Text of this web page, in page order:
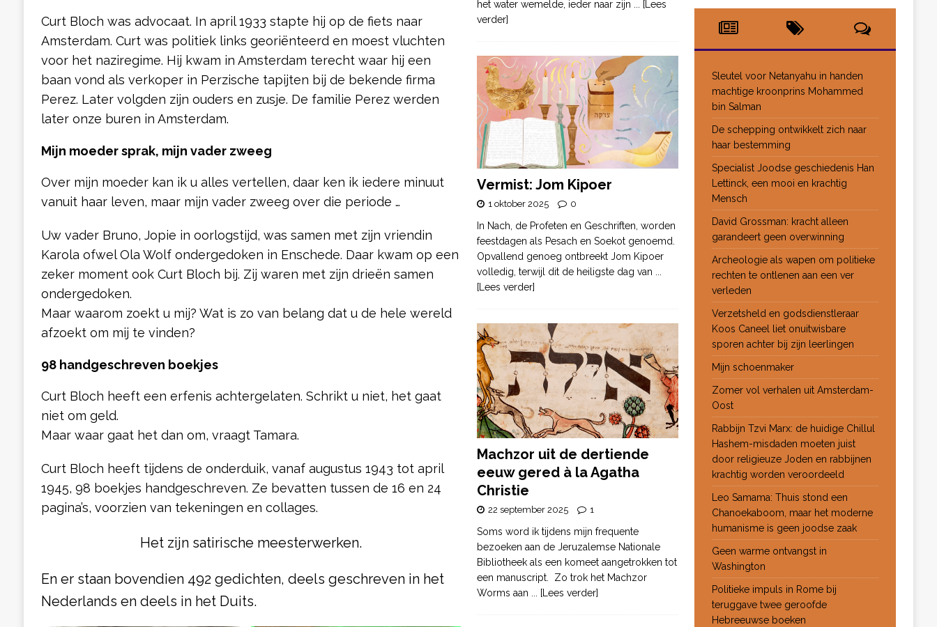
Curt Bloch was advocaat. In april 1933 stapte hij op de fiets naar
Amsterdam. Curt was politiek links georiënteerd en moest vluchten
voor het naziregime. Hij kwam in Amsterdam terecht waar hij een
baan vond als verkoper in Perzische tapijten bij de bekende firma
Perez. Later volgden zijn ouders en zusje. De familie Perez werden
later onze buren in Amsterdam.
Mijn moeder sprak, mijn vader zweeg
Over mijn moeder kan ik u alles vertellen, daar ken ik iedere minuut
vanuit haar leven, maar mijn vader zweeg over die periode …
Uw vader Bruno, Jopie in oorlogstijd, was samen met zijn vriendin
Karola ofwel Ola Wolf ondergedoken in Enschede. Daar kwam op een
zeker moment ook Curt Bloch bij. Zij waren met zijn drieën samen
ondergedoken.
Maar waarom zoekt u mij? Wat is zo van belang dat u de hele wereld
afzoekt om mij te vinden?
98 handgeschreven boekjes
Curt Bloch heeft een erfenis achtergelaten. Schrikt u niet, het gaat
niet om geld.
Maar waar gaat het dan om, vraagt Tamara.
Curt Bloch heeft tijdens de onderduik, vanaf augustus 1943 tot april
1945, 98 boekjes handgeschreven. Ze bevatten tussen de 16 en 24
pagina’s, voorzien van tekeningen en collages.
Het zijn satirische meesterwerken.
En er staan bovendien 492 gedichten, deels geschreven in het
Nederlands en deels in het Duits.
het water wemelde, ieder naar zijn ... [Lees
verder]
Vermist: Jom Kipoer
1 oktober 2025 0
In Nach, de Profeten en Geschriften, worden
feestdagen als Pesach en Soekot genoemd.
Opvallend genoeg ontbreekt Jom Kipoer
volledig, terwijl dit de heiligste dag van
[Lees verder]
Machzor uit de dertiende
eeuw gered à la Agatha
Christie
22 september 2025 1
Soms word ik tijdens mijn frequente
bezoeken aan de Jeruzalemse Nationale
Bibliotheek als een komeet aangetrokken tot
een manuscript. Zo trok het Machzor
Worms aan ... [Lees verder]
Sleutel voor Netanyahu in handen
machtige kroonprins Mohammed
bin Salman
De schepping ontwikkelt zich naar
haar bestemming
Specialist Joodse geschiedenis Han
Lettinck, een mooi en krachtig
Mensch
David Grossman: kracht alleen
garandeert geen overwinning
Archeologie als wapen om politieke
rechten te ontlenen aan een ver
verleden
Verzetsheld en godsdienstleraar
Koos Caneel liet onuitwisbare
sporen achter bij zijn leerlingen
Mijn schoenmaker
Zomer vol verhalen uit Amsterdam-
Oost
Rabbijn Tzvi Marx: de huidige Chillul
Hashem-misdaden moeten juist
door religieuze Joden en rabbijnen
krachtig worden veroordeeld
Leo Samama: Thuis stond een
Chanoekaboom, maar het moderne
humanisme is geen joodse zaak
Geen warme ontvangst in
Washington
Politieke impuls in Rome bij
teruggave twee geroofde
Hebreeuwse boeken